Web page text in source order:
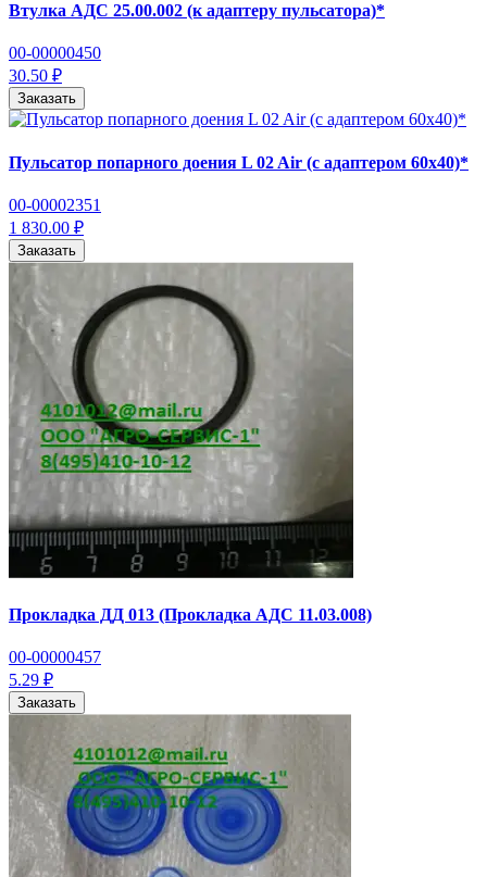
Втулка АДС 25.00.002 (к адаптеру пульсатора)*
00-00000450
30.50 ₽
Заказать
Пульсатор попарного доения L 02 Air (с адаптером 60х40)*
00-00002351
1 830.00 ₽
Заказать
Прокладка ДД 013 (Прокладка АДС 11.03.008)
00-00000457
5.29 ₽
Заказать